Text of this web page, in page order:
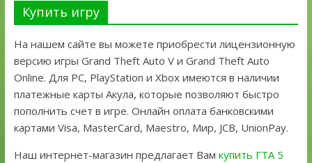
Купить игру
На нашем сайте вы можете приобрести лицензионную
версию игры Grand Theft Auto V и Grand Theft Auto
Online. Для PC, PlayStation и Xbox имеются в наличии
платежные карты Акула, которые позволяют быстро
пополнить счет в игре. Онлайн оплата банковскими
картами Visa, MasterCard, Maestro, Мир, JCB, UnionPay.
Наш интернет-магазин предлагает Вам купить ГТА 5